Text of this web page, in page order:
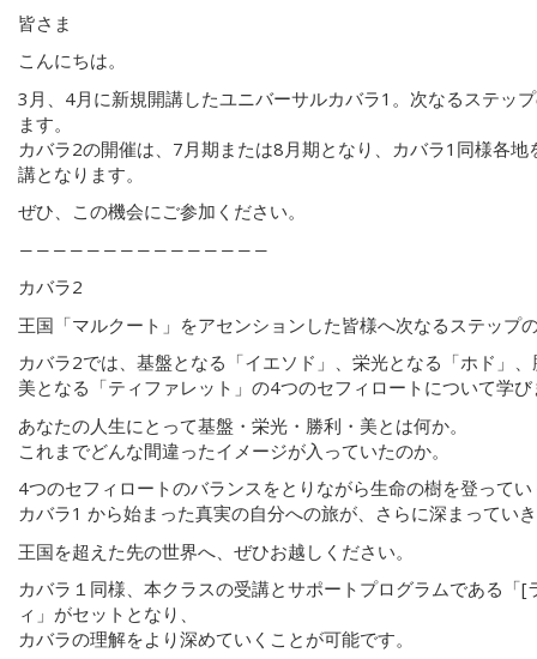
皆さま
こんにちは。
3月、4月に新規開講したユニバーサルカバラ1。次なるステッ
ます。
カバラ2の開催は、7月期または8月期となり、カバラ1同様各
講となります。
ぜひ、この機会にご参加ください。
―――――――――――――――
カバラ2
王国「マルクート」をアセンションした皆様へ次なるステップ
カバラ2では、基盤となる「イエソド」、栄光となる「ホド」
美となる「ティファレット」の4つのセフィロートについて学
あなたの人生にとって基盤・栄光・勝利・美とは何か。
これまでどんな間違ったイメージが入っていたのか。
4つのセフィロートのバランスをとりながら生命の樹を登って
カバラ1 から始まった真実の自分への旅が、さらに深まってい
王国を超えた先の世界へ、ぜひお越しください。
カバラ１同様、本クラスの受講とサポートプログラムである「
ィ」がセットとなり、
カバラの理解をより深めていくことが可能です。